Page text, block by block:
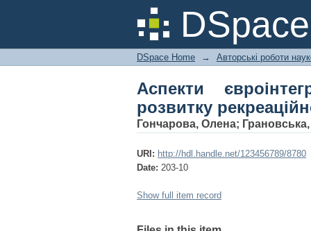
Аспекти
туристичної сфери
DSpace Home → Авторські роботи
Аспекти
розвитку
Гончарова, Олена; Грановська,
URI: http://hdl.handle.net/123456789/8780
Date: 203-10
Show full item record